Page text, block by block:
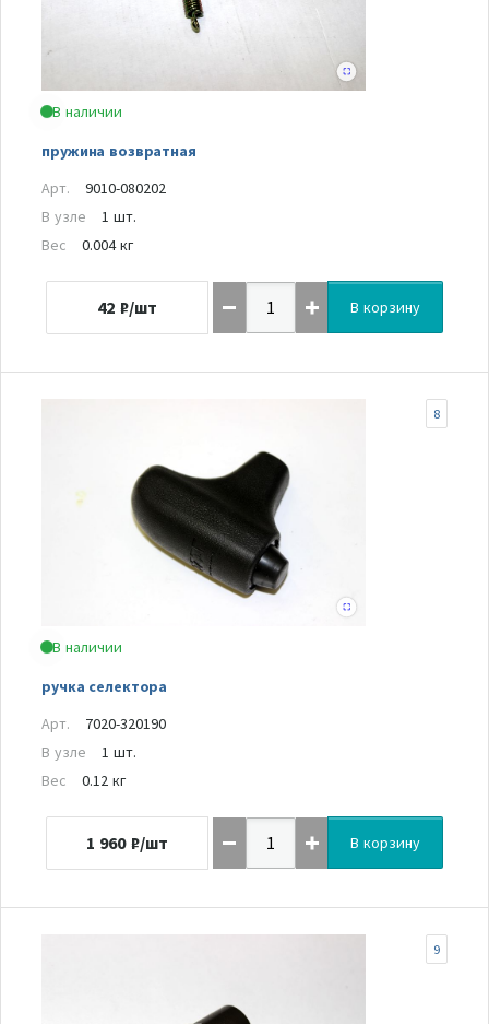
В наличии
пружина возвратная
Арт.
9010-080202
В узле
1 шт.
Вес
0.004 кг
42 ₽/шт В корзину
В наличии
ручка селектора
8
Арт.
7020-320190
В узле
1 шт.
Вес
0.12 кг
1 960 ₽/шт В корзину
9